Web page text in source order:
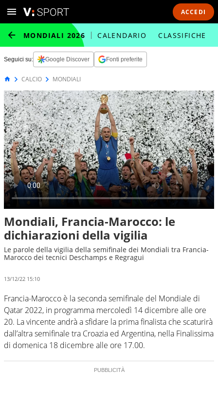
ACCEDI
MONDIALI 2026 CALENDARIO CLASSIFICHE
Seguici su: Google Discover Fonti preferite
CALCIO MONDIALI
Mondiali, Francia-Marocco: le
dichiarazioni della vigilia
Le parole della vigilia della semifinale dei Mondiali tra Francia-
Marocco dei tecnici Deschamps e Regragui
13/12/22 15:10
Francia-Marocco è la seconda semifinale del Mondiale di
Qatar 2022, in programma mercoledì 14 dicembre alle ore
20. La vincente andrà a sfidare la prima finalista che scaturirà
dall’altra semifinale tra Croazia ed Argentina, nella Finalissima
di domenica 18 dicembre alle ore 17.00.